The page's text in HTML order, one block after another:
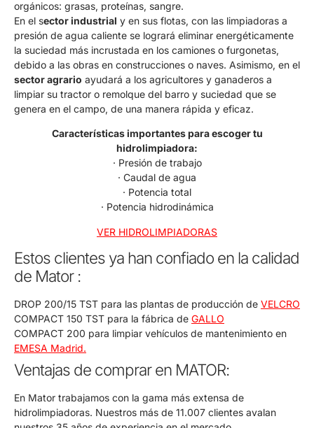
orgánicos: grasas, proteínas, sangre.
En el sector industrial y en sus flotas, con las limpiadoras a
presión de agua caliente se logrará eliminar energéticamente
la suciedad más incrustada en los camiones o furgonetas,
debido a las obras en construcciones o naves. Asimismo, en el
sector agrario ayudará a los agricultores y ganaderos a
limpiar su tractor o remolque del barro y suciedad que se
genera en el campo, de una manera rápida y eficaz.
Características importantes para escoger tu
hidrolimpiadora:
· Presión de trabajo
· Caudal de agua
· Potencia total
· Potencia hidrodinámica
VER HIDROLIMPIADORAS
Estos clientes ya han confiado en la calidad
de Mator :
DROP 200/15 TST para las plantas de producción de VELCRO
COMPACT 150 TST para la fábrica de GALLO
COMPACT 200 para limpiar vehículos de mantenimiento en
EMESA Madrid.
Ventajas de comprar en MATOR:
En Mator trabajamos con la gama más extensa de
hidrolimpiadoras. Nuestros más de 11.007 clientes avalan